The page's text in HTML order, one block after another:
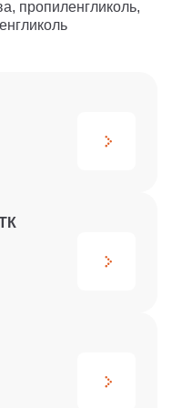
пропиленгликоль,